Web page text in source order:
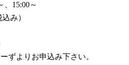
、15:00～
み）
ずよりお申込み下さい。